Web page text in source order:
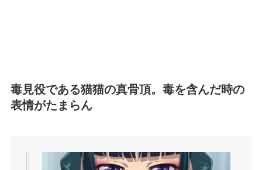
毒見役である猫猫の真骨頂。毒を含んだ時の
表情がたまらん